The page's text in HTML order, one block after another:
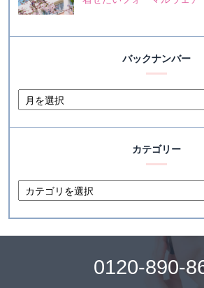
バックナンバー
カテゴリー
0120-890-